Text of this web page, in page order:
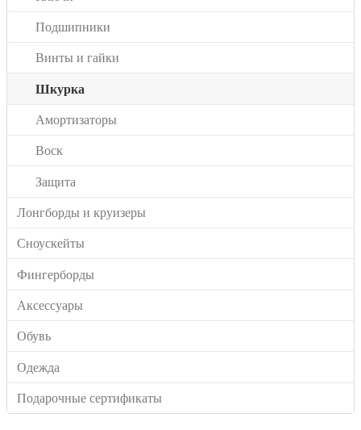
Подшипники
Винты и гайки
Шкурка
Амортизаторы
Воск
Защита
Лонгборды и круизеры
Сноускейты
Фингерборды
Аксессуары
Обувь
Одежда
Подарочные сертификаты